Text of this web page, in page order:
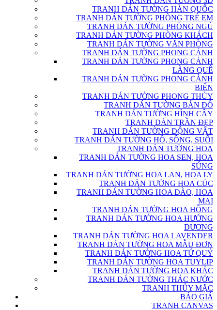
TRANH DÁN TƯỜNG HÀN QUỐC
TRANH DÁN TƯỜNG PHÒNG TRẺ EM
TRANH DÁN TƯỜNG PHÒNG NGỦ
TRANH DÁN TƯỜNG PHÒNG KHÁCH
TRANH DÁN TƯỜNG VĂN PHÒNG
TRANH DÁN TƯỜNG PHONG CẢNH
TRANH DÁN TƯỜNG PHONG CẢNH
LÀNG QUÊ
TRANH DÁN TƯỜNG PHONG CẢNH
BIỂN
TRANH DÁN TƯỜNG PHONG THỦY
TRANH DÁN TƯỜNG BẢN ĐỒ
TRANH DÁN TƯỜNG HÌNH CÂY
TRANH DÁN TRẦN ĐẸP
TRANH DÁN TƯỜNG ĐỘNG VẬT
TRANH DÁN TƯỜNG HỒ, SÔNG, SUỐI
TRANH DÁN TƯỜNG HOA
TRANH DÁN TƯỜNG HOA SEN, HOA
SÚNG
TRANH DÁN TƯỜNG HOA LAN, HOA LY
TRANH DÁN TƯỜNG HOA CÚC
TRANH DÁN TƯỜNG HOA ĐÀO, HOA
MAI
TRANH DÁN TƯỜNG HOA HỒNG
TRANH DÁN TƯỜNG HOA HƯỚNG
DƯƠNG
TRANH DÁN TƯỜNG HOA LAVENDER
TRANH DÁN TƯỜNG HOA MẪU ĐƠN
TRANH DÁN TƯỜNG HOA TỨ QUÝ
TRANH DÁN TƯỜNG HOA TUYLIP
TRANH DÁN TƯỜNG HOA KHÁC
TRANH DÁN TƯỜNG THÁC NƯỚC
TRANH THỦY MẶC
BÁO GIÁ
TRANH CANVAS